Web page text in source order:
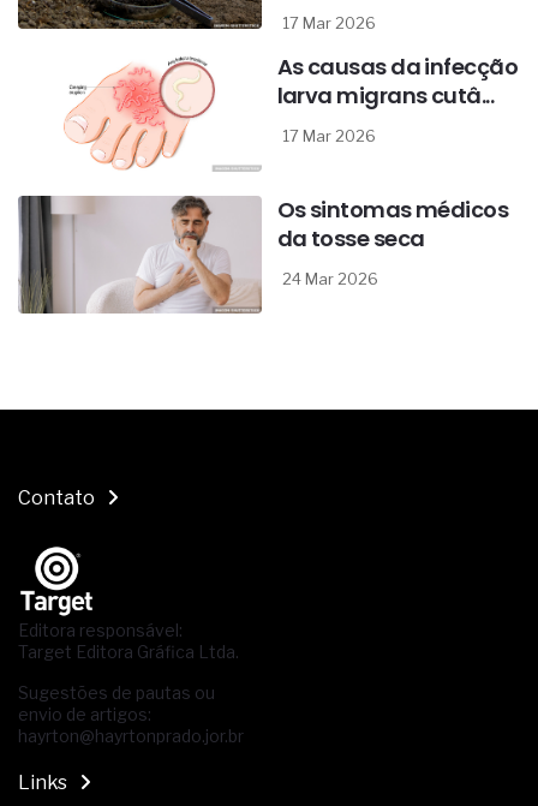
17 Mar 2026
As causas da infecção
larva migrans cutâ...
17 Mar 2026
Os sintomas médicos
da tosse seca
24 Mar 2026
Contato
Editora responsável:
Target Editora Gráfica Ltda.
Sugestões de pautas ou
envio de artigos:
hayrton@hayrtonprado.jor.br
Links